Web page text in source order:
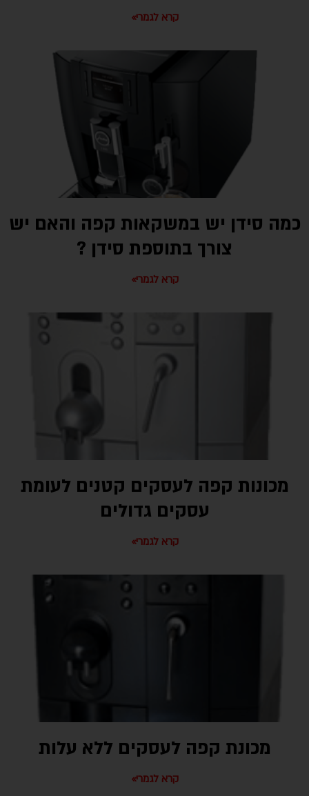
קרא לגמרי»
כמה סידן יש במשקאות קפה והאם יש
צורך בתוספת סידן ?
קרא לגמרי»
מכונות קפה לעסקים קטנים לעומת
עסקים גדולים
קרא לגמרי»
מכונת קפה לעסקים ללא עלות
קרא לגמרי»